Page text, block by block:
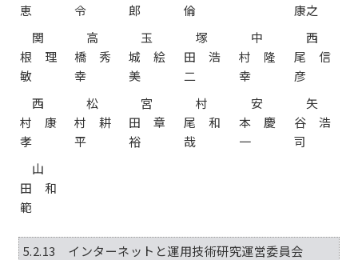
恵
令
郎
倫
康之
関
根 理
敏
高
橋 秀
幸
玉
城 絵
美
塚
田 浩
二
中
村 隆
幸
西
尾 信
彦
西
村 康
孝
松
村 耕
平
宮
田 章
裕
村
尾 和
哉
安
本 慶
一
矢
谷 浩
司
山
田 和
範
5.2.13 インターネットと運用技術研究運営委員会